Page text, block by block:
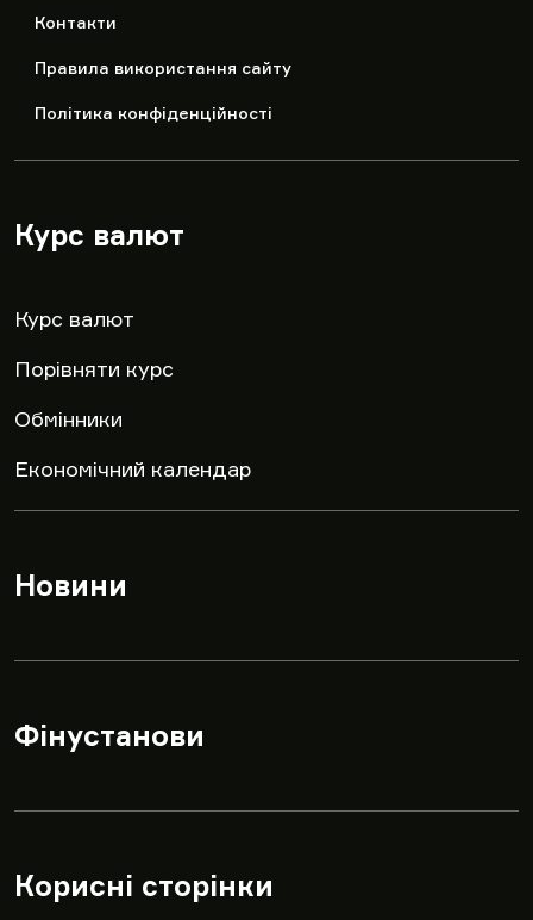
Контакти
Правила використання сайту
Політика конфіденційності
Курс валют
Курс валют
Порівняти курс
Обмінники
Економічний календар
Новини
Фінустанови
Корисні сторінки